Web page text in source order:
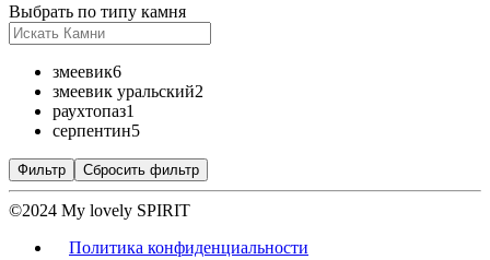
Выбрать по типу камня
змеевик6
змеевик уральский2
раухтопаз1
серпентин5
Фильтр Сбросить фильтр
©2024 My lovely SPIRIT
Политика конфиденциальности